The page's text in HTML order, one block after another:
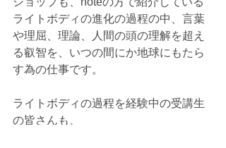
ライトボディの進化の過程の中、言葉
や理屈、理論、人間の頭の理解を超え
る叡智を、いつの間にか地球にもたら
す為の仕事です。
ライトボディの過程を経験中の受講生
の皆さんも、